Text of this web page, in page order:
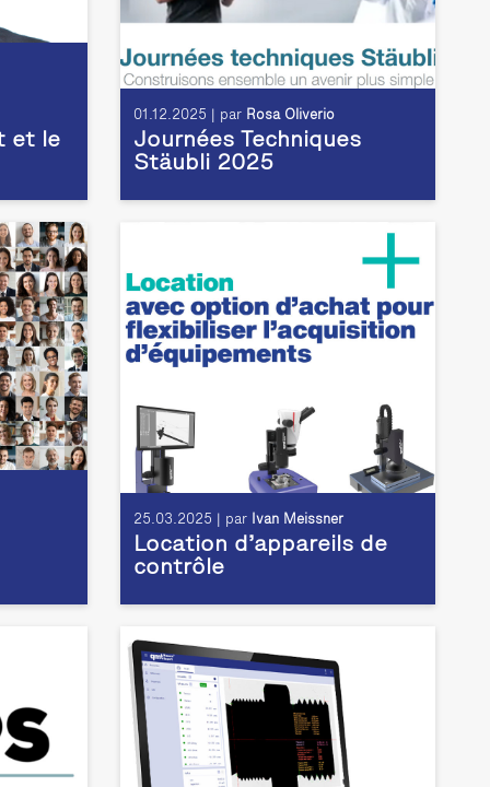
et le
01.12.2025 | par Rosa Oliverio
Journées Techniques
Stäubli 2025
25.03.2025 | par Ivan Meissner
Location d’appareils de
contrôle